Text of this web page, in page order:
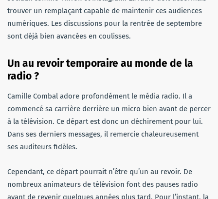
trouver un remplaçant capable de maintenir ces audiences
numériques. Les discussions pour la rentrée de septembre
sont déjà bien avancées en coulisses.
Un au revoir temporaire au monde de la
radio ?
Camille Combal adore profondément le média radio. Il a
commencé sa carrière derrière un micro bien avant de percer
à la télévision. Ce départ est donc un déchirement pour lui.
Dans ses derniers messages, il remercie chaleureusement
ses auditeurs fidèles.
Cependant, ce départ pourrait n’être qu’un au revoir. De
nombreux animateurs de télévision font des pauses radio
avant de revenir quelques années plus tard. Pour l’instant, la